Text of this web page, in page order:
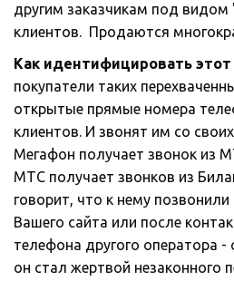
другим заказчикам под видом
клиентов.  Продаются
Как идентифицировать этот
покупатели таких
открытые прямые номера
клиентов. И звонят им со
Мегафон получает звонок из
МТС получает звонков из
говорит, что к нему
Вашего сайта или после
телефона другого оператора -
он стал жертвой незаконного